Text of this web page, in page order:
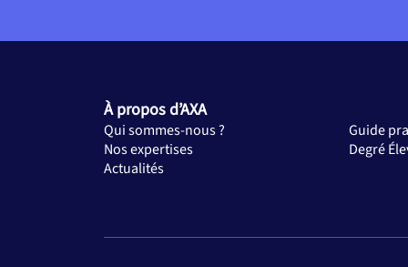
À propos d’AXA
Qui sommes-nous ?
Guide
Nos expertises
Degré
Actualités